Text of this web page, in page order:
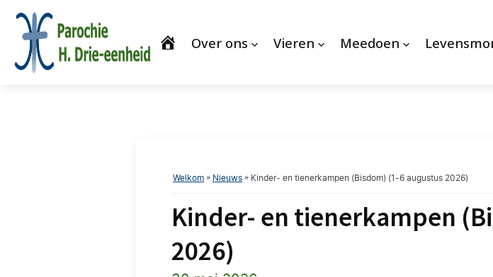
Over ons Vieren Meedoen
Welkom » Nieuws » Kinder- en tienerkampen (Bisdom) (1-6 augustus 2026)
Kinder- en tienerkampen
2026)